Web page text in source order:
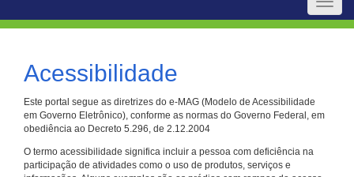
Acessibilidade
Este portal segue as diretrizes do e-MAG (Modelo de Acessibilidade
em Governo Eletrônico), conforme as normas do Governo Federal, em
obediência ao Decreto 5.296, de 2.12.2004
O termo acessibilidade significa incluir a pessoa com deficiência na
participação de atividades como o uso de produtos, serviços e